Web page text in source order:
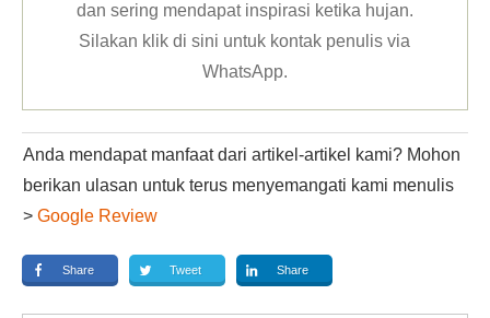
dan sering mendapat inspirasi ketika hujan.
Silakan klikdi sini untuk kontak penulis via
WhatsApp.
Anda mendapat manfaat dari artikel-artikel kami? Mohon
berikan ulasan untuk terus menyemangati kami menulis
> Google Review
Share Tweet Share